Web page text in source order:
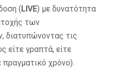
(LIVE) με δυνατότητα
των
διατυπώνοντας τις
είτε γραπτά, είτε
χρόνο).